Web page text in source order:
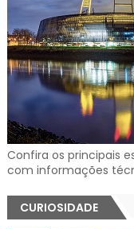
Confira os principais
com informações
CURIOSIDADE